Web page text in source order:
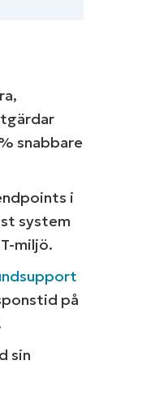
snabbare
i
system
miljö.
på
sin